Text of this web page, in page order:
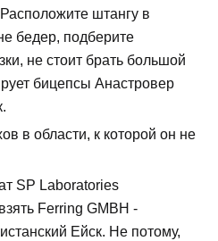
Расположите штангу в
бедер, подберите
не стоит брать большой
бицепсы Анастровер
в области, к которой он не
SP Laboratories
Ferring GMBH -
Ейск. Не потому,